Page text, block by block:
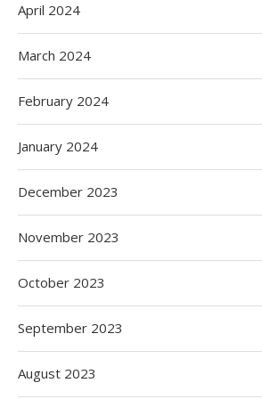
April 2024
March 2024
February 2024
January 2024
December 2023
November 2023
October 2023
September 2023
August 2023